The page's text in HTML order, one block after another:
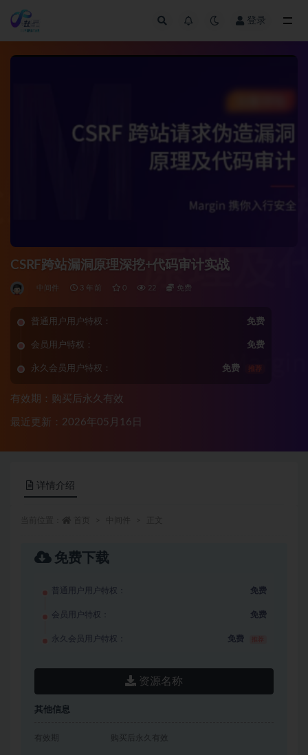
登录
CSRF跨站漏洞原理深挖+代码审计实战
中间件 3 年前 0 22 免费
普通用户用户特权： 免费
会员用户特权： 免费
永久会员用户特权： 免费 推荐
有效期：购买后永久有效
最近更新：2026年05月16日
详情介绍
免费下载
普通用户用户特权： 免费
会员用户特权： 免费
永久会员用户特权： 免费
资源名称
其他信息
有效期 购买后永久有效